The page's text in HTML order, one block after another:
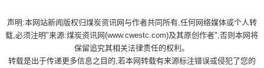
声明:本网站新闻版权归煤炭资讯网与作者共同所有,任何网络媒体或个人转
载,必须注明"来源:煤炭资讯网(www.cwestc.com)及其原创作者",否则本网将
保留追究其相关法律责任的权利。
转载是出于传递更多信息之目的,若本网转载有来源标注错误或侵犯了您的